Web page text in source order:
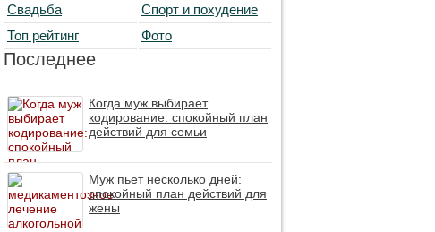
Свадьба
Спорт и похудение
Топ рейтинг
Фото
Последнее
Когда муж выбирает
кодирование: спокойный план
действий для семьи
Муж пьет несколько дней:
спокойный план действий для
жены